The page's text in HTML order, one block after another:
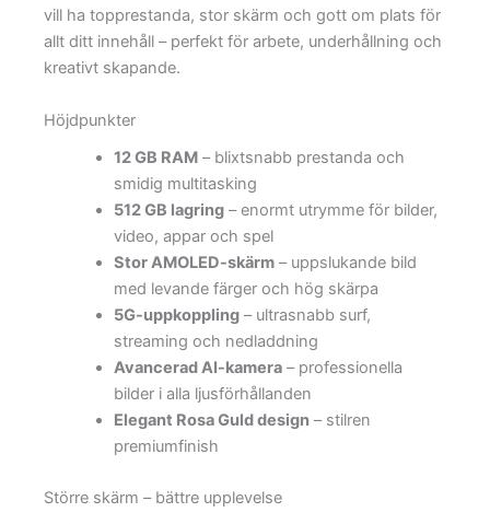
vill ha topprestanda, stor skärm och gott om plats för
allt ditt innehåll – perfekt för arbete, underhållning och
kreativt skapande.
Höjdpunkter
12 GB RAM– blixtsnabb prestanda och
smidig multitasking
512 GB lagring– enormt utrymme för bilder,
video, appar och spel
Stor AMOLED-skärm– uppslukande bild
med levande färger och hög skärpa
5G-uppkoppling– ultrasnabb surf,
streaming och nedladdning
Avancerad AI-kamera– professionella
bilder i alla ljusförhållanden
Elegant Rosa Guld design– stilren
premiumfinish
Större skärm – bättre upplevelse